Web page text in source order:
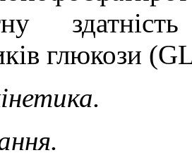
глюкози